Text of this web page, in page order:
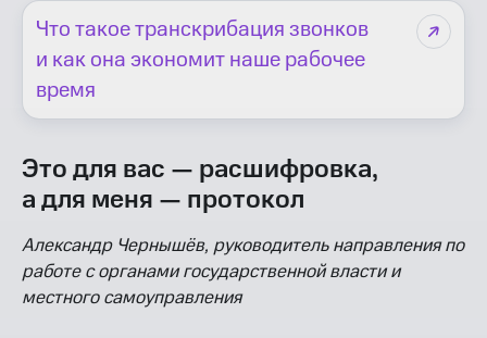
Что такое транскрибация звонков
и как она экономит наше рабочее
время
Это для вас — расшифровка,
а для меня — протокол
Александр Чернышёв, руководитель направления по
работе с органами государственной власти и
местного самоуправления